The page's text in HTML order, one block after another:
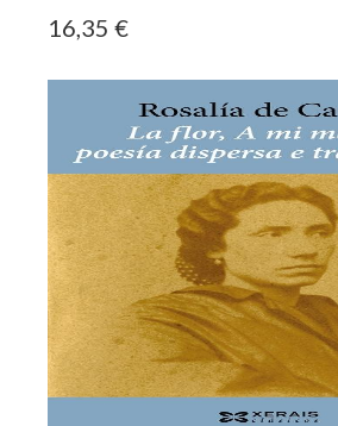
16,35 €